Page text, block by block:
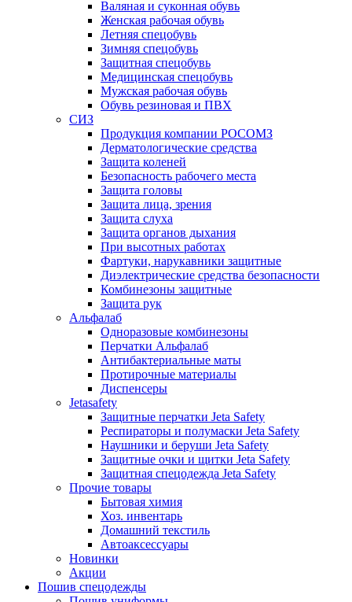
Валяная и суконная обувь
Женская рабочая обувь
Летняя спецобувь
Зимняя спецобувь
Защитная спецобувь
Медицинская спецобувь
Мужская рабочая обувь
Обувь резиновая и ПВХ
СИЗ
Продукция компании РОСОМЗ
Дерматологические средства
Защита коленей
Безопасность рабочего места
Защита головы
Защита лица, зрения
Защита слуха
Защита органов дыхания
При высотных работах
Фартуки, нарукавники защитные
Диэлектрические средства безопасности
Комбинезоны защитные
Защита рук
Альфалаб
Одноразовые комбинезоны
Перчатки Альфалаб
Антибактериальные маты
Протирочные материалы
Диспенсеры
Jetasafety
Защитные перчатки Jeta Safety
Респираторы и полумаски Jeta Safety
Наушники и беруши Jeta Safety
Защитные очки и щитки Jeta Safety
Защитная спецодежда Jeta Safety
Прочие товары
Бытовая химия
Хоз. инвентарь
Домашний текстиль
Автоаксессуары
Новинки
Акции
Пошив спецодежды